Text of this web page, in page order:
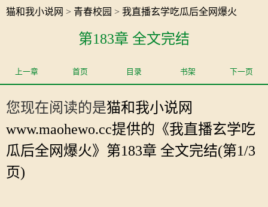
猫和我小说网 > 青春校园 > 我直播玄学吃瓜后全网爆火
第183章 全文完结
上一章 首页 目录 书架 下一页
您现在阅读的是猫和我小说网
www.maohewo.cc提供的《我直播玄学吃
瓜后全网爆火》第183章 全文完结(第1/3
页)